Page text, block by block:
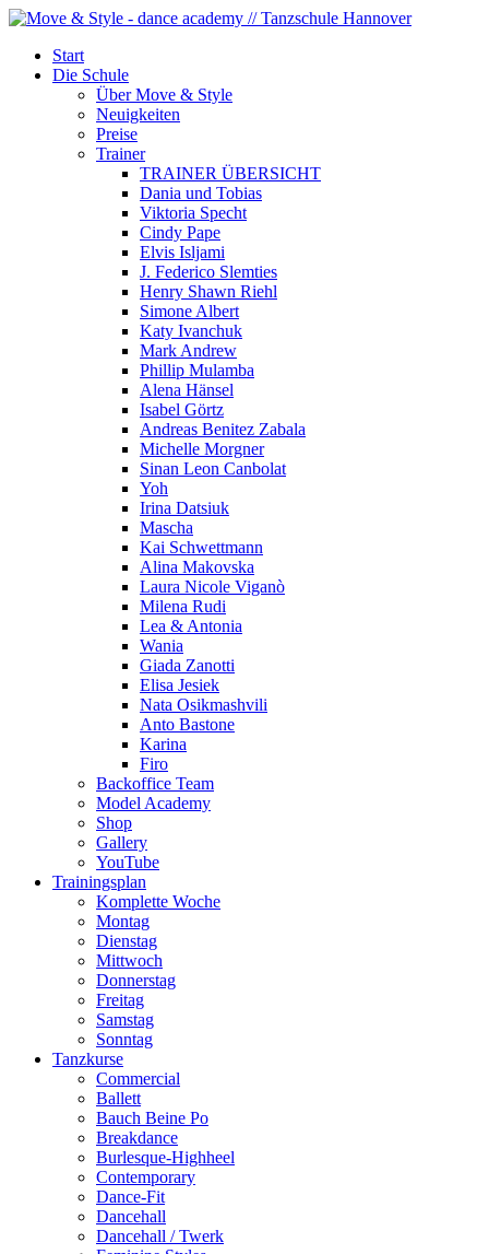
Start
Die Schule
Über Move & Style
Neuigkeiten
Preise
Trainer
TRAINER ÜBERSICHT
Dania und Tobias
Viktoria Specht
Cindy Pape
Elvis Isljami
J. Federico Slemties
Henry Shawn Riehl
Simone Albert
Katy Ivanchuk
Mark Andrew
Phillip Mulamba
Alena Hänsel
Isabel Görtz
Andreas Benitez Zabala
Michelle Morgner
Sinan Leon Canbolat
Yoh
Irina Datsiuk
Mascha
Kai Schwettmann
Alina Makovska
Laura Nicole Viganò
Milena Rudi
Lea & Antonia
Wania
Giada Zanotti
Elisa Jesiek
Nata Osikmashvili
Anto Bastone
Karina
Firo
Backoffice Team
Model Academy
Shop
Gallery
YouTube
Trainingsplan
Komplette Woche
Montag
Dienstag
Mittwoch
Donnerstag
Freitag
Samstag
Sonntag
Tanzkurse
Commercial
Ballett
Bauch Beine Po
Breakdance
Burlesque-Highheel
Contemporary
Dance-Fit
Dancehall
Dancehall / Twerk